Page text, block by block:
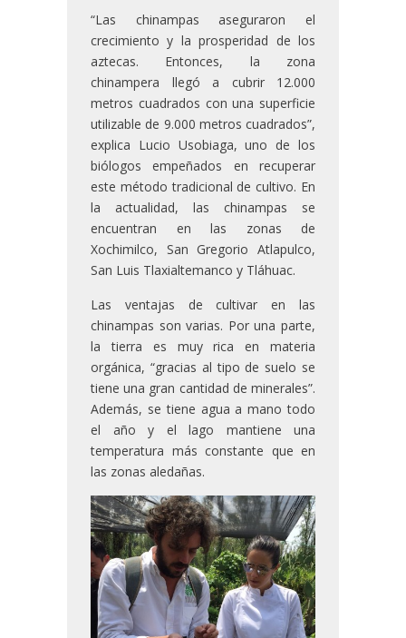
“Las chinampas aseguraron el
crecimiento y la prosperidad de los
aztecas. Entonces, la zona
chinampera llegó a cubrir 12.000
metros cuadrados con una superficie
utilizable de 9.000 metros cuadrados”,
explica Lucio Usobiaga, uno de los
biólogos empeñados en recuperar
este método tradicional de cultivo. En
la actualidad, las chinampas se
encuentran en las zonas de
Xochimilco, San Gregorio Atlapulco,
San Luis Tlaxialtemanco y Tláhuac.
Las ventajas de cultivar en las
chinampas son varias. Por una parte,
la tierra es muy rica en materia
orgánica, “gracias al tipo de suelo se
tiene una gran cantidad de minerales”.
Además, se tiene agua a mano todo
el año y el lago mantiene una
temperatura más constante que en
las zonas aledañas.